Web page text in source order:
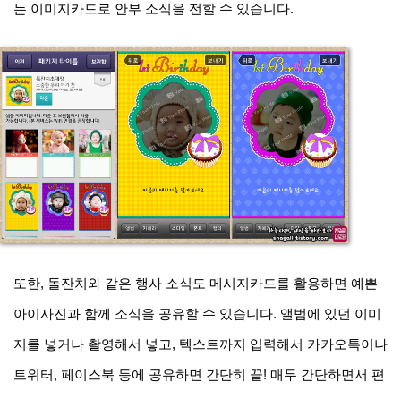
는 이미지카드로 안부 소식을 전할 수 있습니다.
또한, 돌잔치와 같은 행사 소식도 메시지카드를 활용하면 예쁜
아이사진과 함께 소식을 공유할 수 있습니다. 앨범에 있던 이미
지를 넣거나 촬영해서 넣고, 텍스트까지 입력해서 카카오톡이나
트위터, 페이스북 등에 공유하면 간단히 끝! 매두 간단하면서 편